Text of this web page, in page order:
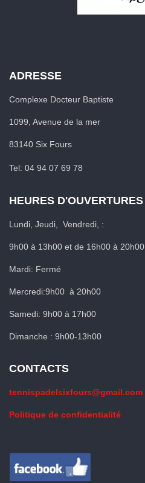
ADRESSE
Complexe Docteur Baptiste
1099, Avenue de la mer
83140 Six Fours
Tel: 04 94 07 69 78
HEURES D'OUVERTURES
Lundi, Jeudi, Vendredi, :
9h00 à 13h00 et de 16h00 à 20h00
Mardi: Fermé
Mercredi:9h00 à 20h00
Samedi: 9h00 à 17h00
Dimanche : 9h00-13h00
CONTACTS
tennispadelsixfours@gmail.com
Politique de confidentialité